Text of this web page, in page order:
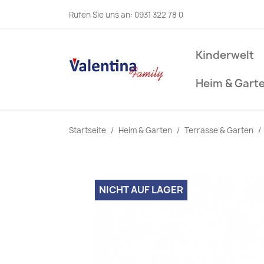
Rufen Sie uns an: 0931 322 78 0
Kinderwelt
Heim &
Startseite Heim & Garten Terrasse & Garten
NICHT AUF LAGER